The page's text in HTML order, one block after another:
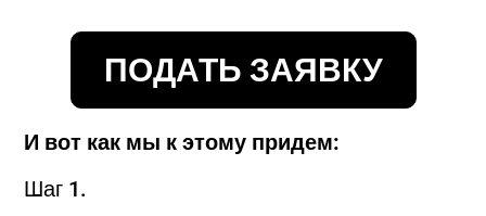
ПОДАТЬ ЗАЯВКУ
И вот как мы к этому придем:
Шаг 1.